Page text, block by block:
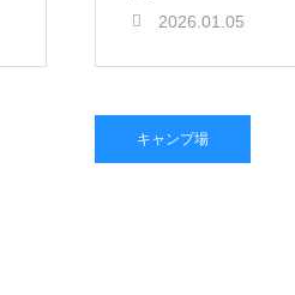
2026.01.05
キャンプ場